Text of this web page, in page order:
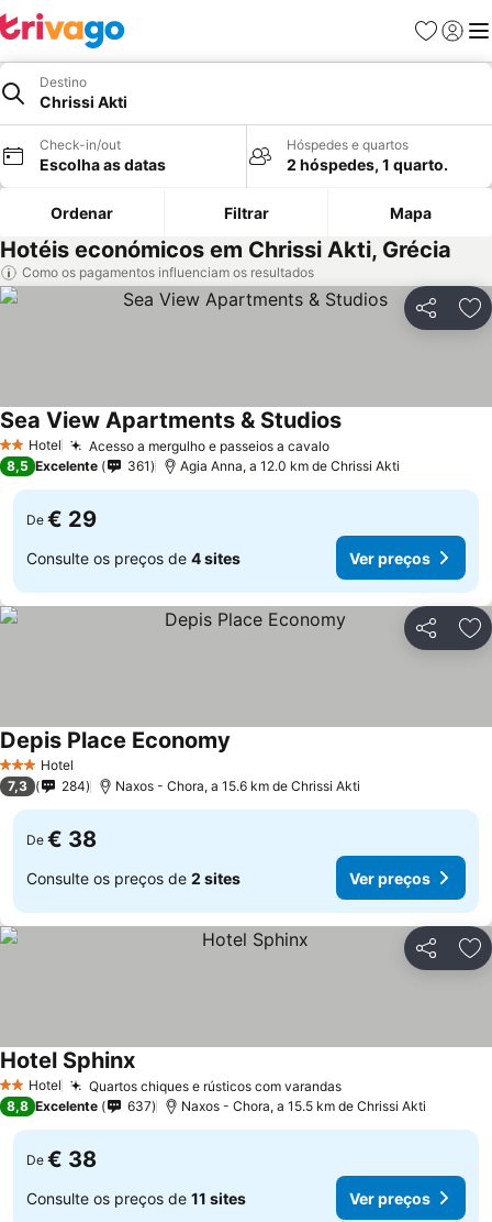
Favoritos
Iniciar
Destino
Chrissi Akti
Check-in/out
Escolha as datas
Hóspedes e quartos
2 hóspedes, 1 quarto.
Ordenar Filtrar Mapa
Hotéis económicos em Chrissi Akti, Grécia
Como os pagamentos influenciam os resultados
Partilhar
2 Estrelas
Hotel Acesso a mergulho e passeios a cavalo
Sea View Apartments & Studios
8,5 Excelente 361 Agia Anna, a 12.0 km de Chrissi Akti
De € 29
Consulte os preços de 4 sites Ver preços
Partilhar
3 EstrelasHotel
Depis Place Economy
7,3 284 Naxos - Chora, a 15.6 km de Chrissi Akti
De € 38
Consulte os preços de 2 sites Ver preços
Partilhar
2 Estrelas
Hotel Quartos chiques e rústicos com varandas
Hotel Sphinx
8,8 Excelente 637 Naxos - Chora, a 15.5 km de Chrissi Akti
De € 38
Consulte os preços de 11 sites Ver preços